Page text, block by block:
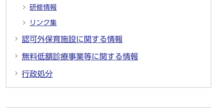
研修情報
リンク集
認可外保育施設に関する情報
無料低額診療事業等に関する情報
行政処分